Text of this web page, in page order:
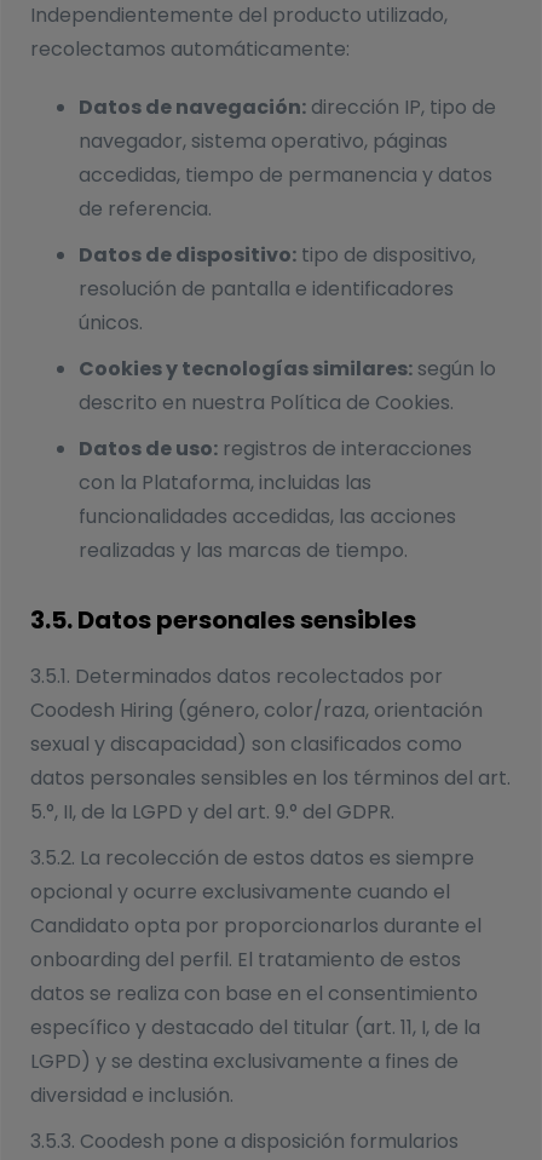
Independientemente del producto utilizado,
recolectamos automáticamente:
Datos de navegación: dirección IP, tipo de
navegador, sistema operativo, páginas
accedidas, tiempo de permanencia y datos
de referencia.
Datos de dispositivo: tipo de dispositivo,
resolución de pantalla e identificadores
únicos.
Cookies y tecnologías similares: según lo
descrito en nuestra Política de Cookies.
Datos de uso: registros de interacciones
con la Plataforma, incluidas las
funcionalidades accedidas, las acciones
realizadas y las marcas de tiempo.
3.5. Datos personales sensibles
3.5.1. Determinados datos recolectados por
Coodesh Hiring (género, color/raza, orientación
sexual y discapacidad) son clasificados como
datos personales sensibles en los términos del art.
5.°, II, de la LGPD y del art. 9.° del GDPR.
3.5.2. La recolección de estos datos es siempre
opcional y ocurre exclusivamente cuando el
Candidato opta por proporcionarlos durante el
onboarding del perfil. El tratamiento de estos
datos se realiza con base en el consentimiento
específico y destacado del titular (art. 11, I, de la
LGPD) y se destina exclusivamente a fines de
diversidad e inclusión.
3.5.3. Coodesh pone a disposición formularios